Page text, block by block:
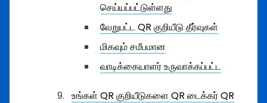
செய்யப்பட்டுள்ளது
வேறுபட்ட QR குறியீடு தீர்வுகள்
மிகவும் சமீபமான
வாடிக்கையாளர் உருவாக்கப்பட்ட
உங்கள் QR குறியீடுகளை QR டைக்கர் QR